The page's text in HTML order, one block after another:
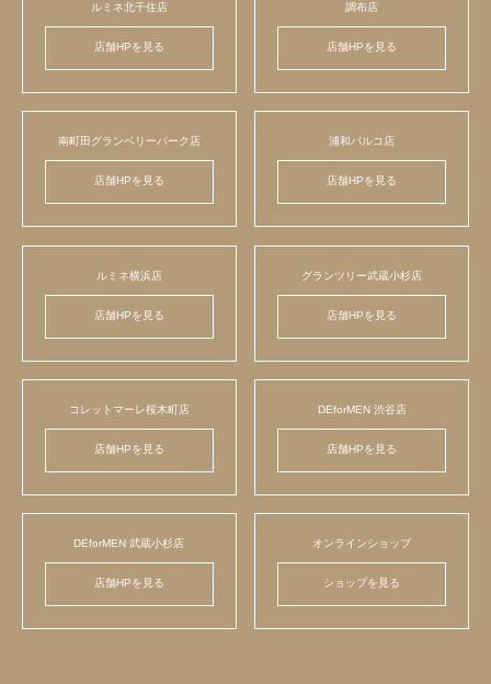
ルミネ北千住店
店舗HPを見る
調布店
店舗HPを見る
南町田グランベリーパーク店
店舗HPを見る
浦和パルコ店
店舗HPを見る
ルミネ横浜店
店舗HPを見る
グランツリー武蔵小杉店
店舗HPを見る
コレットマーレ桜木町店
店舗HPを見る
DEforMEN 渋谷店
店舗HPを見る
DEforMEN 武蔵小杉店
店舗HPを見る
オンラインショップ
ショップを見る